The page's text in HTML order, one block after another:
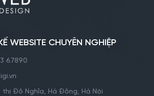
WEBSITE CHUYÊN NGHIỆP
67890
thị Đô Nghĩa, Hà Đông, Hà Nội